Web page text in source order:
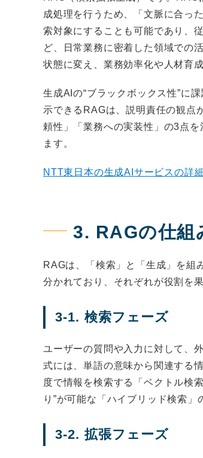
成処理を行うため、「文脈に合っ
索対象にすることも可能であり、
ど、日常業務に密着した領域での
状態に変え、業務効率化や人材育
生成AIの“ブラックボックス性”に
示できるRAGは、説明責任の観点
頼性」「業務への実装性」の3点
ます。
NTT東日本の生成AIサービスの詳
3. RAGの仕組
RAGは、「検索」と「生成」を組
分かれており、それぞれが役割を
3-1. 検索フェーズ
ユーザーの質問や入力に対して、
式には、単語の意味から関連する
度で情報を検索する「ベクトル検
り”が可能な「ハイブリッド検索」
3-2. 拡張フェーズ